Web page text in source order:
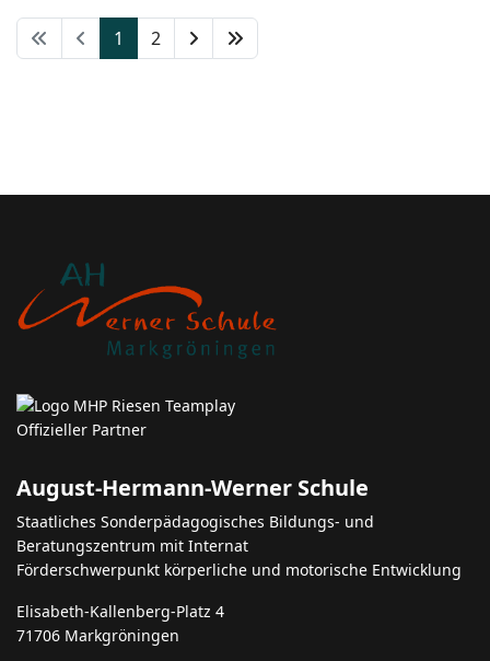
1 2
August-Hermann-Werner Schule
Staatliches Sonderpädagogisches Bildungs- und
Beratungszentrum mit Internat
Förderschwerpunkt körperliche und motorische Entwicklung
Elisabeth-Kallenberg-Platz 4
71706 Markgröningen